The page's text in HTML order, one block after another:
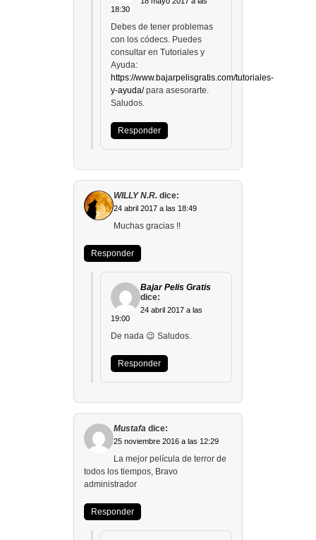
18:30
Debes de tener problemas
con los códecs. Puedes
consultar en Tutoriales y
Ayuda:
https://www.bajarpelisgratis.com/tutoriales-
y-ayuda/para asesorarte.
Saludos.
Responder
WILLY N.R. dice:
24 abril 2017 a las 18:49
Muchas gracias !!
Responder
Bajar Pelis Gratis
dice:
24 abril 2017 a las
19:00
De nada 😉 Saludos.
Responder
Mustafa dice:
25 noviembre 2016 a las 12:29
La mejor película de terror de
todos los tiempos, Bravo
administrador
Responder